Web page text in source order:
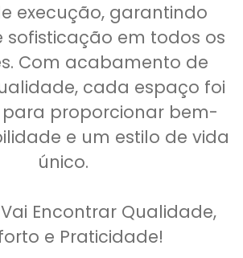
execução, garantindo
sofisticação em todos os
Com acabamento de
cada espaço foi
proporcionar bem-
e um estilo de vida
único.
Encontrar Qualidade,
e Praticidade!